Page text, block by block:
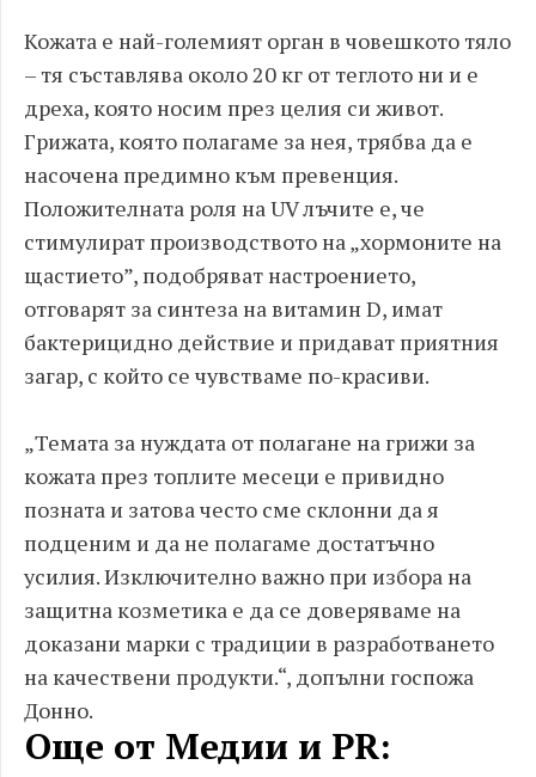
Кожата е най-големият орган в човешкото тяло
– тя съставлява около 20 кг от теглото ни и е
дреха, която носим през целия си живот.
Грижата, която полагаме за нея, трябва да е
насочена предимно към превенция.
Положителната роля на UV лъчите е, че
стимулират производството на „хормоните на
щастието”, подобряват настроението,
отговарят за синтеза на витамин D, имат
бактерицидно действие и придават приятния
загар, с който се чувстваме по-красиви.
„Темата за нуждата от полагане на грижи за
кожата през топлите месеци e привидно
позната и затова често сме склонни да я
подценим и да не полагаме достатъчно
усилия. Изключително важно при избора на
защитна козметика е да се доверяваме на
доказани марки с традиции в разработването
на качествени продукти.“, допълни госпожа
Донно.
Още от Медии и PR: